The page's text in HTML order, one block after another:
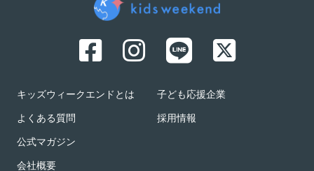
キッズウィークエンドとは
よくある質問
公式マガジン
会社概要
子ども応援企業
採用情報